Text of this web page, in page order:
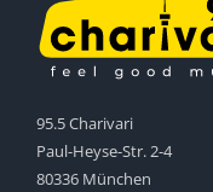
95.5 Charivari
Paul-Heyse-Str. 2-4
80336 München